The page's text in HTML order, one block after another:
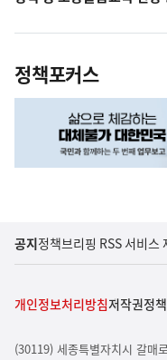
정책포커스
공지정책브리핑 RSS 서비스
개인정보처리방침저작권정책
(30119) 세종특별자치시 갈매